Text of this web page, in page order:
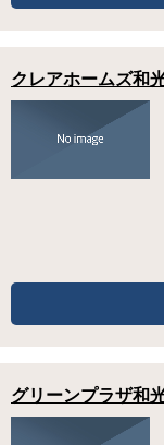
クレアホームズ和
グリーンプラザ和